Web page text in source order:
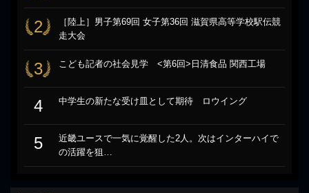
2
［陸上］男子第69回 女子第36回 滋賀県高等学校駅伝競
走大会
3 こども記者の社会見学 <第6回>日清食品 関西工場
4 中学生の新たな受け皿として期待 ロウイング
5
近畿ユースで一気に覚醒した2人。次はインターハイで
の活躍を狙…